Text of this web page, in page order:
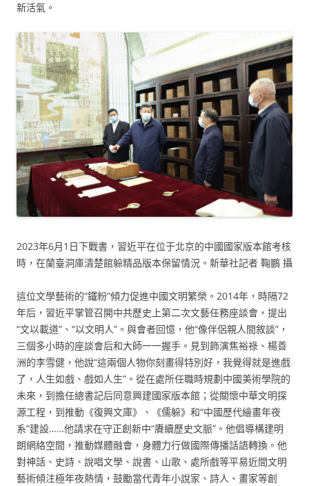
新活氣。
2023年6月1日下戰書，習近平在位于北京的中國國家版本館考核
時，在蘭臺洞庫清楚館躲精品版本保留情況。新華社記者 鞠鵬 攝
這位文學藝術的“鐵粉”傾力促進中國文明繁榮。2014年，時隔72
年后，習近平掌管召開中共歷史上第二次文藝任務座談會，提出
“文以載道”、“以文明人”。與會者回憶，他“像伴侶親人間敘談”，
三個多小時的座談會后和大師一一握手。見到飾演焦裕祿、楊善
洲的李雪健，他說“這兩個人物你刻畫得特別好，我覺得就是進戲
了，人生如戲、戲如人生”。從在處所任職時規劃中國美術學院的
未來，到擔任總書記后同意興建國家版本館；從關懷中華文明探
源工程，到推動《復興文庫》、《儒躲》和“中國歷代繪畫年夜
系”建設……他請求在守正創新中“賡續歷史文脈”。他倡導構建明
朗網絡空間，推動媒體融會，身體力行做國際傳播話語轉換。他
對神話、史詩、說唱文學、說書、山歌、處所戲等平易近間文明
藝術傾注極年夜熱情，鼓勵當代青年小說家、詩人、畫家等創